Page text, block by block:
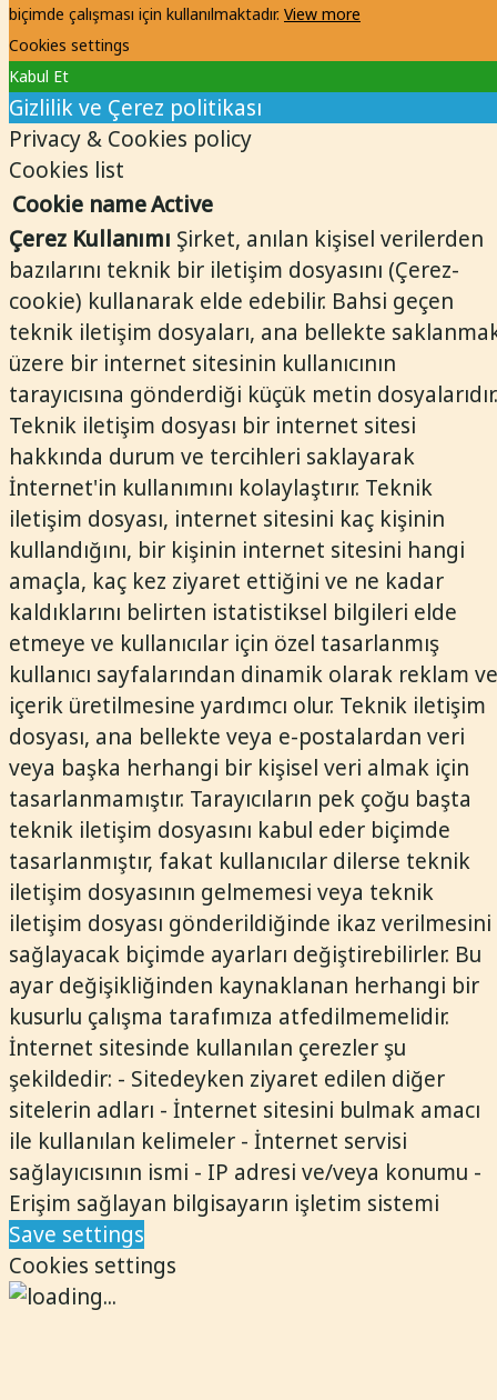
biçimde çalışması için kullanılmaktadır. View more
Cookies settings
Kabul Et
Gizlilik ve Çerez politikası
Privacy & Cookies policy
Cookies list
Cookie nameActive
Çerez Kullanımı Şirket, anılan kişisel verilerden
bazılarını teknik bir iletişim dosyasını (Çerez-
cookie) kullanarak elde edebilir. Bahsi geçen
teknik iletişim dosyaları, ana bellekte
üzere bir internet sitesinin kullanıcının
tarayıcısına gönderdiği küçük metin dosyalarıdır.
Teknik iletişim dosyası bir internet sitesi
hakkında durum ve tercihleri saklayarak
İnternet'in kullanımını kolaylaştırır. Teknik
iletişim dosyası, internet sitesini kaç kişinin
kullandığını, bir kişinin internet sitesini hangi
amaçla, kaç kez ziyaret ettiğini ve ne kadar
kaldıklarını belirten istatistiksel bilgileri elde
etmeye ve kullanıcılar için özel tasarlanmış
kullanıcı sayfalarından dinamik olarak reklam ve
içerik üretilmesine yardımcı olur. Teknik iletişim
dosyası, ana bellekte veya e-postalardan veri
veya başka herhangi bir kişisel veri almak için
tasarlanmamıştır. Tarayıcıların pek çoğu başta
teknik iletişim dosyasını kabul eder biçimde
tasarlanmıştır, fakat kullanıcılar dilerse teknik
iletişim dosyasının gelmemesi veya teknik
iletişim dosyası gönderildiğinde ikaz verilmesini
sağlayacak biçimde ayarları değiştirebilirler. Bu
ayar değişikliğinden kaynaklanan herhangi bir
kusurlu çalışma tarafımıza atfedilmemelidir.
İnternet sitesinde kullanılan çerezler şu
şekildedir: - Sitedeyken ziyaret edilen diğer
sitelerin adları - İnternet sitesini bulmak amacı
ile kullanılan kelimeler - İnternet servisi
sağlayıcısının ismi - IP adresi ve/veya konumu -
Erişim sağlayan bilgisayarın işletim sistemi
Save settings
Cookies settings